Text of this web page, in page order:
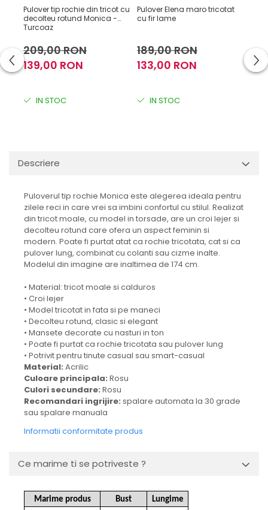
Pulover tip rochie din tricot cu
decolteu rotund Monica -
Turcoaz
209,00 RON
139,00 RON
IN STOC
Pulover Elena maro tricotat
cu fir lame
189,00 RON
133,00 RON
IN STOC
Descriere
Puloverul tip rochie Monica este alegerea ideala pentru
zilele reci in care vrei sa imbini confortul cu stilul. Realizat
din tricot moale, cu model in torsade, are un croi lejer si
decolteu rotund care ofera un aspect feminin si
modern. Poate fi purtat atat ca rochie tricotata, cat si ca
pulover lung, combinat cu colanti sau cizme inalte.
Modelul din imagine are inaltimea de 174 cm.
• Material: tricot moale si calduros
• Croi lejer
• Model tricotat in fata si pe maneci
• Decolteu rotund, clasic si elegant
• Mansete decorate cu nasturi in ton
• Poate fi purtat ca rochie tricotata sau pulover lung
• Potrivit pentru tinute casual sau smart-casual
Material: Acrilic
Culoare principala: Rosu
Culori secundare: Rosu
Recomandari ingrijire: spalare automata la 30 grade
sau spalare manuala
Informatii conformitate produs
Ce marime ti se potriveste ?
Marime produs Bust
Lungime